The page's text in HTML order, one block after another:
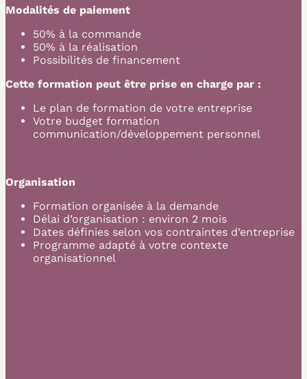
Modalités de paiement
50% à la commande
50% à la réalisation
Possibilités de financement
Cette formation peut être prise en charge par :
Le plan de formation de votre entreprise
Votre budget formation
communication/développement personnel
Organisation
Formation organisée à la demande
Délai d’organisation : environ 2 mois
Dates définies selon vos contraintes d’entreprise
Programme adapté à votre contexte
organisationnel